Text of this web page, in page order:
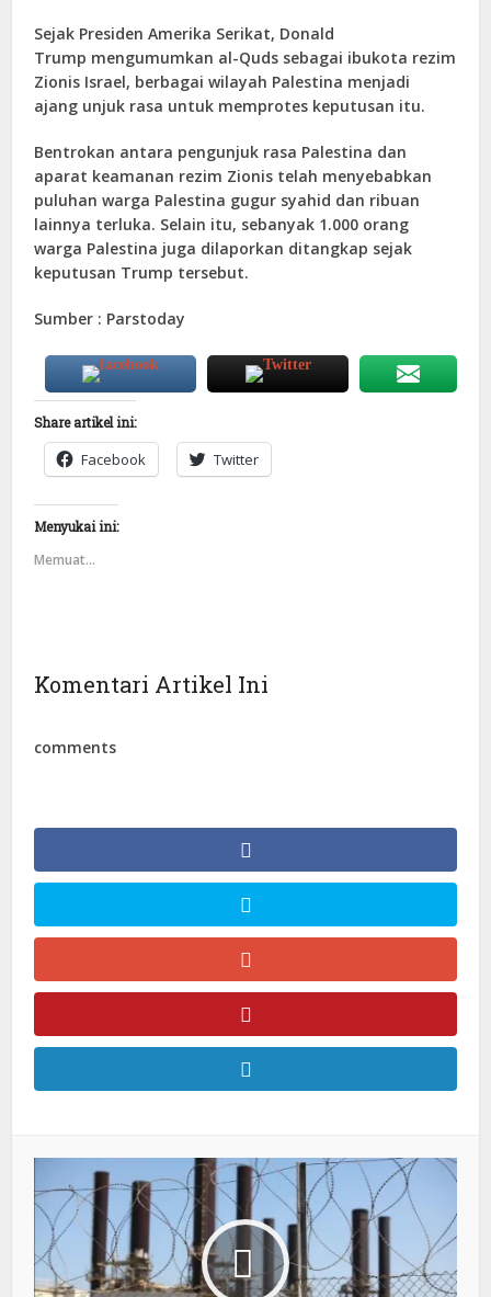
Sejak Presiden Amerika Serikat, Donald
Trump mengumumkan al-Quds sebagai ibukota rezim
Zionis Israel, berbagai wilayah Palestina menjadi
ajang unjuk rasa untuk memprotes keputusan itu.
Bentrokan antara pengunjuk rasa Palestina dan
aparat keamanan rezim Zionis telah menyebabkan
puluhan warga Palestina gugur syahid dan ribuan
lainnya terluka. Selain itu, sebanyak 1.000 orang
warga Palestina juga dilaporkan ditangkap sejak
keputusan Trump tersebut.
Sumber : Parstoday
Share artikel ini:
Facebook Twitter
Menyukai ini:
Memuat...
Komentari Artikel Ini
comments